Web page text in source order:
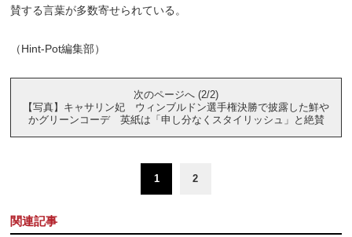
賛する言葉が多数寄せられている。
（Hint-Pot編集部）
次のページへ (2/2)
【写真】キャサリン妃 ウィンブルドン選手権決勝で披露した鮮や
かグリーンコーデ 英紙は「申し分なくスタイリッシュ」と絶賛
1 2
関連記事